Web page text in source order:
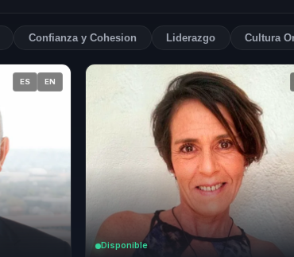
Confianza y Cohesion Liderazgo Cultura
ES EN
Disponible